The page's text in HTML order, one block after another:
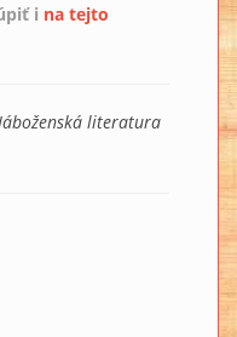
i na tejto
literatura